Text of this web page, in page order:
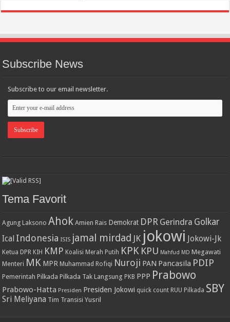
Subscribe News
Subscribe to our email newsletter.
Tema Favorit
Agung Laksono Ahok Amien Rais Demokrat DPR Gerindra Golkar
Ical Indonesia ISIS jamal mirdad JK jokowi Jokowi-Jk
Ketua DPR KIH KMP Koalisi Merah Putih KPK KPU Mahfud MD Megawati
Menteri MK MPR Muhammad Rofiqi Nuroji PAN Pancasila PDIP
Pemerintah Pilkada Pilkada Tak Langsung PKB PPP Prabowo
Prabowo-Hatta Presiden Presiden Jokowi quick count RUU Pilkada SBY
Sri Meliyana Tim Transisi Yusril